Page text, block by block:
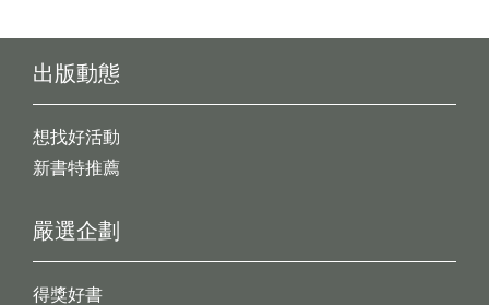
出版動態
想找好活動
新書特推薦
嚴選企劃
得獎好書